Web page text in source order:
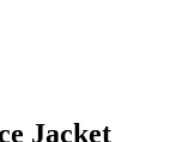
Jacket